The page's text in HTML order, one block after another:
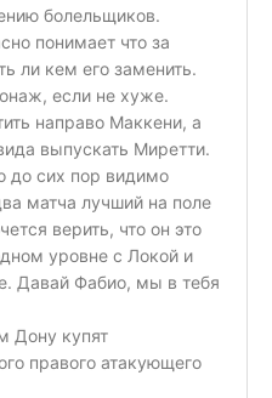
болельщиков.
понимает что за
ли кем его заменить.
если не хуже.
направо Маккени, а
выпускать Миретти.
до сих пор видимо
матча лучший на поле
верить, что он это
уровне с Локой и
Давай Фабио, мы в тебя
Дону купят
правого атакующего